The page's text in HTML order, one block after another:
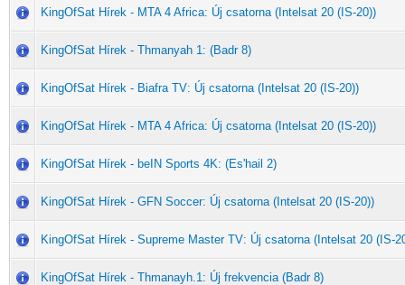
KingOfSat Hírek - MTA 4 Africa: Új csatorna (Intelsat 20 (IS-20))
KingOfSat Hírek - Thmanyah 1: (Badr 8)
KingOfSat Hírek - Biafra TV: Új csatorna (Intelsat 20 (IS-20))
KingOfSat Hírek - MTA 4 Africa: Új csatorna (Intelsat 20 (IS-20))
KingOfSat Hírek - beIN Sports 4K: (Es'hail 2)
KingOfSat Hírek - GFN Soccer: Új csatorna (Intelsat 20 (IS-20))
KingOfSat Hírek - Supreme Master TV: Új csatorna (Intelsat 20 (IS-
KingOfSat Hírek - Thmanayh.1: Új frekvencia (Badr 8)